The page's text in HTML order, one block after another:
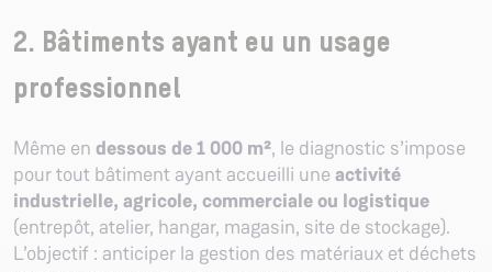
2. Bâtiments ayant eu un usage
professionnel
Même en dessous de 1 000 m², le diagnostic s’impose
pour tout bâtiment ayant accueilli une activité
industrielle, agricole, commerciale ou logistique
(entrepôt, atelier, hangar, magasin, site de stockage).
L’objectif : anticiper la gestion des matériaux et déchets